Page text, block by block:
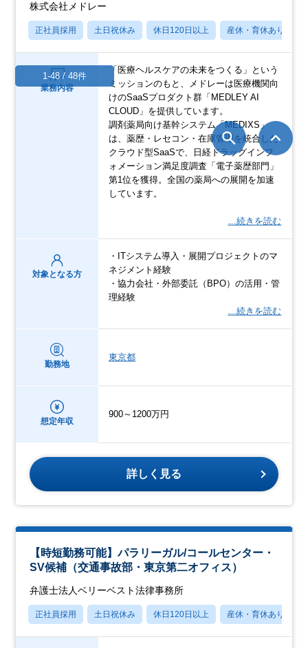
株式会社メドレー
正社員採用 土日祝休み 休日120日以上 産休・育休あり
業務内容
「医療ヘルスケアの未来をつくる」という
ミッションのもと、メドレーは医療機関向
けのSaaSプロダクト群「MEDLEY AI
CLOUD」を提供しています。
調剤薬局向け基幹システム「MEDIXS」
は、薬歴・レセコン・在庫管理を統合した
クラウド型SaaSで、日経ドラッグインフ
ォメーション満足度調査「電子薬歴部門」
第1位を獲得。全国の薬局への展開を加速
しています。
…続きを読む
対象となる方
・ITシステム導入・展開プロジェクトのマ
ネジメント経験
・協力会社・外部委託（BPO）の活用・管
理経験
…続きを読む
勤務地
東京都
想定年収
900～1200万円
詳しく見る
【時短勤務可能】パラリーガル/コールセンター・
SV候補（交通事故部・東京第二オフィス）
弁護士法人ベリーベスト法律事務所
正社員採用 土日祝休み 休日120日以上 産休・育休あり
1-48 / 48件